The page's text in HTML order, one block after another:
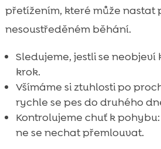
přetížením, které může nastat
nesoustředěném běhání.
Sledujeme, jestli se
krok.
Všímáme si ztuhlosti po
rychle se pes do druhého
Kontrolujeme chuť k
ne se nechat přemlouvat.